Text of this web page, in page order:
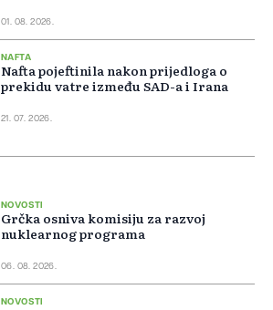
01. 08. 2026.
NAFTA
Nafta pojeftinila nakon prijedloga o
prekidu vatre između SAD-a i Irana
21. 07. 2026.
NOVOSTI
Grčka osniva komisiju za razvoj
nuklearnog programa
06. 08. 2026.
NOVOSTI